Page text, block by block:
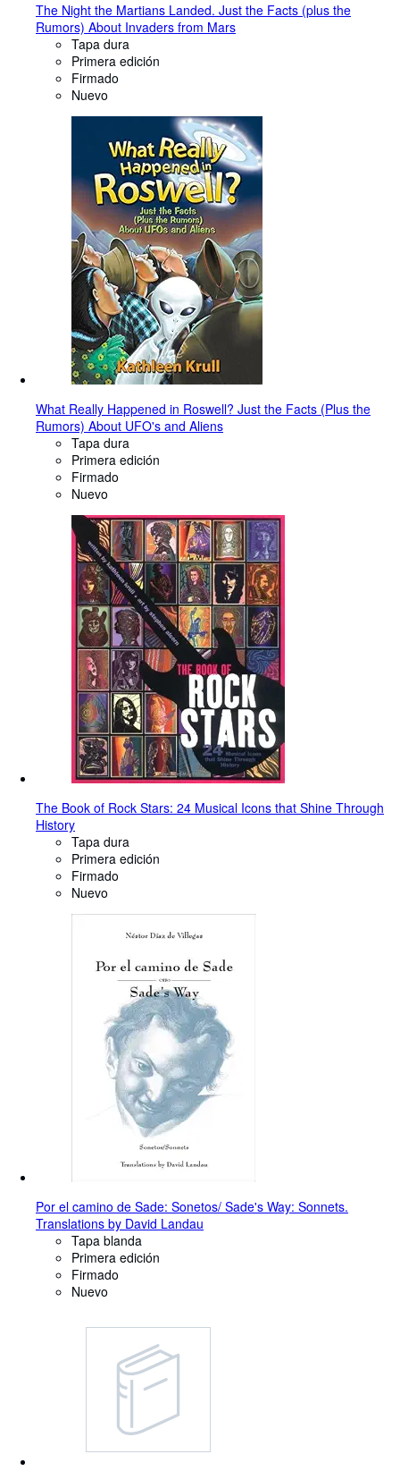
The Night the Martians Landed. Just the Facts (plus the
Rumors) About Invaders from Mars
Tapa dura
Primera edición
Firmado
Nuevo
What Really Happened in Roswell? Just the Facts (Plus the
Rumors) About UFO's and Aliens
Tapa dura
Primera edición
Firmado
Nuevo
The Book of Rock Stars: 24 Musical Icons that Shine Through
History
Tapa dura
Primera edición
Firmado
Nuevo
Por el camino de Sade: Sonetos/ Sade's Way: Sonnets.
Translations by David Landau
Tapa blanda
Primera edición
Firmado
Nuevo